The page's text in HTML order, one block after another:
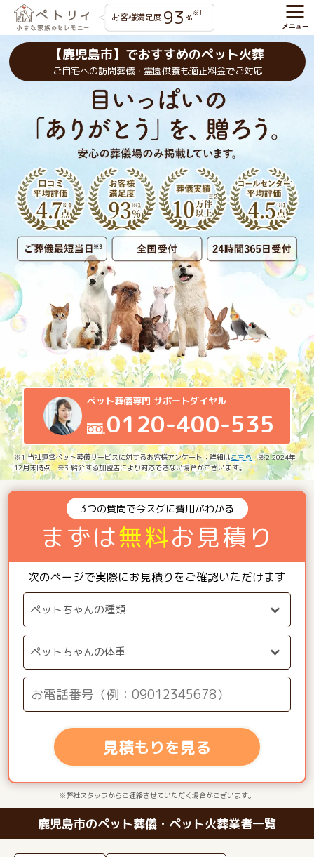
お客様満足度 93 %※1
【鹿児島市】でおすすめのペット火葬
ご自宅への訪問葬儀・霊園供養も適正料金でご対応
ペット葬儀専門 サポートダイヤル
0120-400-535
※1 当社運営ペット葬儀サービスに対するお客様アンケート：詳細はこちら ※2 2024年
12月末時点 ※3 紹介する加盟店により対応できない場合がございます。
3つの質問で今スグに費用がわかる
まずは無料お見積り
次のページで実際にお見積りをご確認いただけます
見積もりを見る
※弊社スタッフからご連絡させていただく場合がございます。
鹿児島市のペット葬儀・ペット火葬業者一覧